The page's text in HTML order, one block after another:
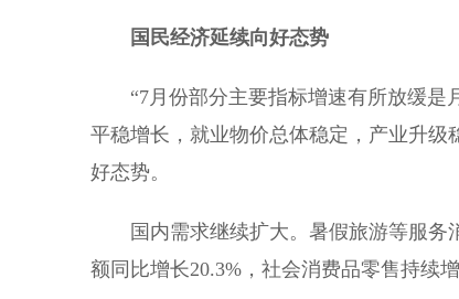
国民经济延续向好态势
“7月份部分主要指标增速有所放缓是
平稳增长，就业物价总体稳定，产业升级
好态势。
国内需求继续扩大。暑假旅游等服务
额同比增长20.3%，社会消费品零售持续